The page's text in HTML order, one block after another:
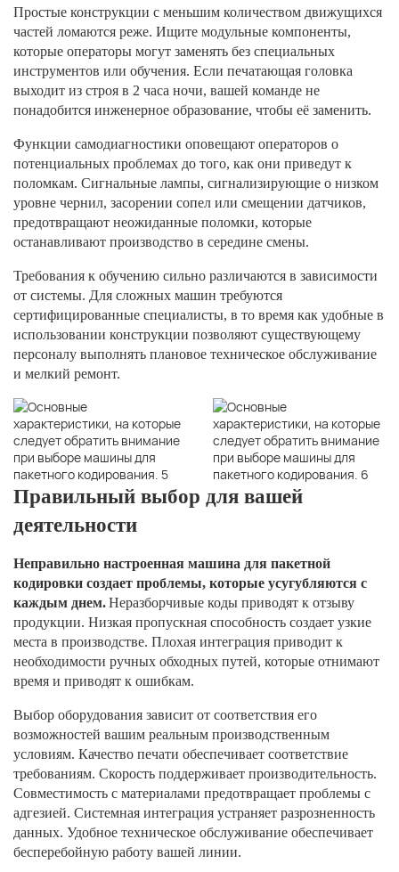
Простые конструкции с меньшим количеством движущихся
частей ломаются реже. Ищите модульные компоненты,
которые операторы могут заменять без специальных
инструментов или обучения. Если печатающая головка
выходит из строя в 2 часа ночи, вашей команде не
понадобится инженерное образование, чтобы её заменить.
Функции самодиагностики оповещают операторов о
потенциальных проблемах до того, как они приведут к
поломкам. Сигнальные лампы, сигнализирующие о низком
уровне чернил, засорении сопел или смещении датчиков,
предотвращают неожиданные поломки, которые
останавливают производство в середине смены.
Требования к обучению сильно различаются в зависимости
от системы. Для сложных машин требуются
сертифицированные специалисты, в то время как удобные в
использовании конструкции позволяют существующему
персоналу выполнять плановое техническое обслуживание
и мелкий ремонт.
Правильный выбор для вашей
деятельности
Неправильно настроенная машина для пакетной
кодировки создает проблемы, которые усугубляются с
каждым днем.Неразборчивые коды приводят к отзыву
продукции. Низкая пропускная способность создает узкие
места в производстве. Плохая интеграция приводит к
необходимости ручных обходных путей, которые отнимают
время и приводят к ошибкам.
Выбор оборудования зависит от соответствия его
возможностей вашим реальным производственным
условиям. Качество печати обеспечивает соответствие
требованиям. Скорость поддерживает производительность.
Совместимость с материалами предотвращает проблемы с
адгезией. Системная интеграция устраняет разрозненность
данных. Удобное техническое обслуживание обеспечивает
бесперебойную работу вашей линии.